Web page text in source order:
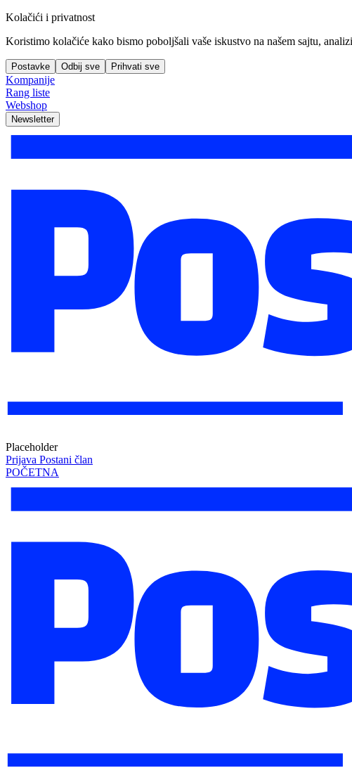
Kolačići i privatnost
Koristimo kolačiće kako bismo poboljšali vaše iskustvo na našem sajtu,
Postavke Odbij sve Prihvati sve
Kompanije
Rang liste
Webshop
Newsletter
Placeholder
Prijava Postani član
POČETNA